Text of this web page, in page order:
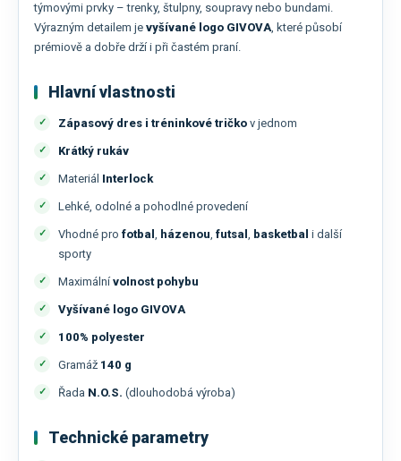
týmovými prvky – trenky, štulpny, soupravy nebo bundami.
Výrazným detailem je vyšívané logo GIVOVA, které působí
prémiově a dobře drží i při častém praní.
Hlavní vlastnosti
Zápasový dres i tréninkové tričko v jednom
Krátký rukáv
Materiál Interlock
Lehké, odolné a pohodlné provedení
Vhodné pro fotbal , házenou, futsal , basketbal i další
sporty
Maximální volnost pohybu
Vyšívané logo GIVOVA
100% polyester
Gramáž 140 g
Řada N.O.S. (dlouhodobá výroba)
Technické parametry